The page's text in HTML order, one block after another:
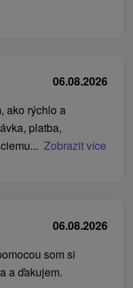
06.08.2026
ako rýchlo a
platba,
Zobrazit více
06.08.2026
som si
a ďakujem.